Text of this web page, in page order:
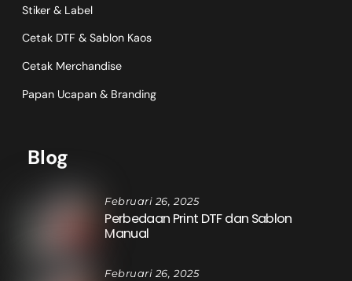
Stiker & Label
Cetak DTF & Sablon Kaos
Cetak Merchandise
Papan Ucapan & Branding
Blog
Februari 26, 2025
Perbedaan Print DTF dan Sablon
Manual
Februari 26, 2025